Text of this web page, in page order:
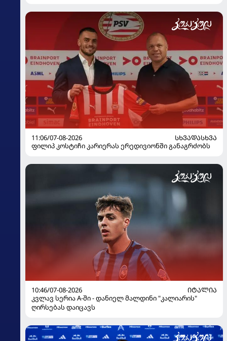
11:06/07-08-2026
ᲡᲮᲕᲐᲓᲐᲡᲮᲕᲐ
ფილიპ კოსტიჩი კარიერას ერედივიონში განაგრძობს
10:46/07-08-2026
ᲘᲢᲐᲚᲘᲐ
კვლავ სერია A-ში - დანიელ მალდინი "კალიარის"
ღირსებას დაიცავს